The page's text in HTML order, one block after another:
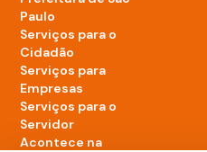
Paulo
Serviços para o
Cidadão
Serviços para
Empresas
Serviços para o
Servidor
Acontece na